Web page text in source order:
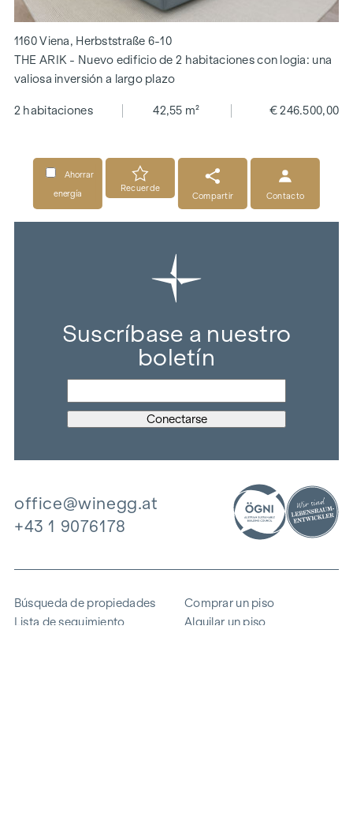
1160 Viena, Herbststraße 6-10
THE ARIK - Nuevo edificio de 2 habitaciones con logia: una
valiosa inversión a largo plazo
2 habitaciones 42,55 m² € 246.500,00
Ahorrar
energía
Recuerde
Compartir
Contacto
Suscríbase a nuestro
boletín
office@winegg.at
+43 1 9076178
Búsqueda de propiedades
Lista de seguimiento
Comprar un piso
Alquilar un piso